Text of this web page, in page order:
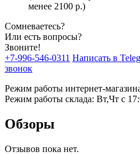
менее 2100 р.)
Сомневаетесь?
Или есть вопросы?
Звоните!
+7-996-546-0311 Написать в
звонок
Режим работы интернет-
Режим работы склада: Вт,Чт с
Обзоры
Отзывов пока нет.